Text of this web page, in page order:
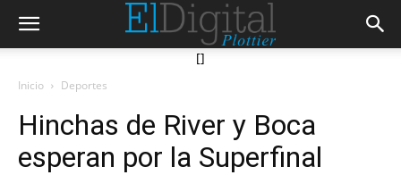
[]
Inicio Deportes
Hinchas de River y Boca
esperan por la Superfinal